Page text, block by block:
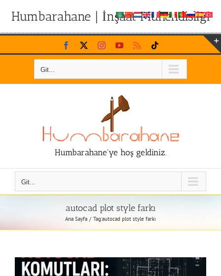
Humbarahane | İnşaat Mühendisliği
Skip
to
Facebook InstagramYouTubeRss
Git...
Humbarahane'ye hoş geldiniz.
Git...
autocad plot style farkı
Ana Sayfa Tag:autocad plot style farkı